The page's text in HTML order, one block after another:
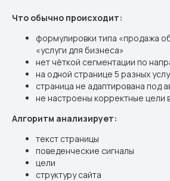
Что обычно происходит:
формулировки типа «продажа
«услуги для бизнеса»
нет чёткой сегментации по
на одной странице 5 разных
страница не адаптирована под
не настроены корректные цели
Алгоритм анализирует:
текст страницы
поведенческие сигналы
цели
структуру сайта